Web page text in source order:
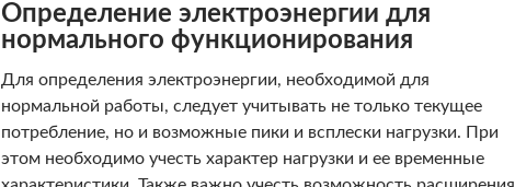
Определение электроэнергии для
нормального функционирования
Для определения электроэнергии, необходимой для
нормальной работы, следует учитывать не только текущее
потребление, но и возможные пики и всплески нагрузки. При
этом необходимо учесть характер нагрузки и ее временные